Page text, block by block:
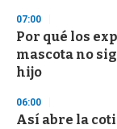
s
e
c
o
n
07:00
Por qué los
mascota no
hijo
06:00
Así abre la